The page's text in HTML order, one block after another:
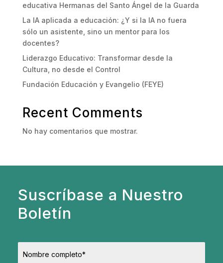
educativa Hermanas del Santo Ángel de la Guarda
La IA aplicada a educación: ¿Y si la IA no fuera
sólo un asistente, sino un mentor para los
docentes?
Liderazgo Educativo: Transformar desde la
Cultura, no desde el Control
Fundación Educación y Evangelio (FEYE)
Recent Comments
No hay comentarios que mostrar.
Suscríbase a Nuestro
Boletín